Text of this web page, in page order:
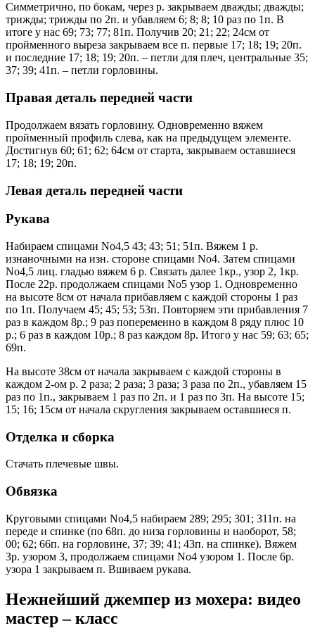
Симметрично, по бокам, через р. закрываем дважды; дважды;
трижды; трижды по 2п. и убавляем 6; 8; 8; 10 раз по 1п. В
итоге у нас 69; 73; 77; 81п. Получив 20; 21; 22; 24см от
пройменного выреза закрываем все п. первые 17; 18; 19; 20п.
и последние 17; 18; 19; 20п. – петли для плеч, центральные 35;
37; 39; 41п. – петли горловины.
Правая деталь передней части
Продолжаем вязать горловину. Одновременно вяжем
пройменный профиль слева, как на предыдущем элементе.
Достигнув 60; 61; 62; 64см от старта, закрываем оставшиеся
17; 18; 19; 20п.
Левая деталь передней части
Рукава
Набираем спицами No4,5 43; 43; 51; 51п. Вяжем 1 р.
изнаночными на изн. стороне спицами No4. Затем спицами
No4,5 лиц. гладью вяжем 6 р. Связать далее 1кр., узор 2, 1кр.
После 22р. продолжаем спицами No5 узор 1. Одновременно
на высоте 8см от начала прибавляем с каждой стороны 1 раз
по 1п. Получаем 45; 45; 53; 53п. Повторяем эти прибавления 7
раз в каждом 8р.; 9 раз попеременно в каждом 8 ряду плюс 10
р.; 6 раз в каждом 10р.; 8 раз каждом 8р. Итого у нас 59; 63; 65;
69п.
На высоте 38см от начала закрываем с каждой стороны в
каждом 2-ом р. 2 раза; 2 раза; 3 раза; 3 раза по 2п., убавляем 15
раз по 1п., закрываем 1 раз по 2п. и 1 раз по 3п. На высоте 15;
15; 16; 15см от начала скругления закрываем оставшиеся п.
Отделка и сборка
Стачать плечевые швы.
Обвязка
Круговыми спицами No4,5 набираем 289; 295; 301; 311п. на
переде и спинке (по 68п. до низа горловины и наоборот, 58;
00; 62; 66п. на горловине, 37; 39; 41; 43п. на спинке). Вяжем
3р. узором 3, продолжаем спицами No4 узором 1. После 6р.
узора 1 закрываем п. Вшиваем рукава.
Нежнейший джемпер из мохера: видео
мастер – класс